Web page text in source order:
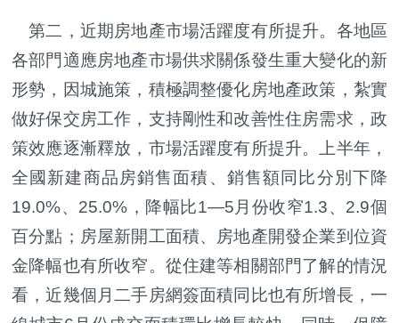
第二，近期房地產市場活躍度有所提升。各地區
各部門適應房地產市場供求關係發生重大變化的新
形勢，因城施策，積極調整優化房地產政策，紮實
做好保交房工作，支持剛性和改善性住房需求，政
策效應逐漸釋放，市場活躍度有所提升。上半年，
全國新建商品房銷售面積、銷售額同比分別下降
19.0%、25.0%，降幅比1—5月份收窄1.3、2.9個
百分點；房屋新開工面積、房地產開發企業到位資
金降幅也有所收窄。從住建等相關部門了解的情況
看，近幾個月二手房網簽面積同比也有所增長，一